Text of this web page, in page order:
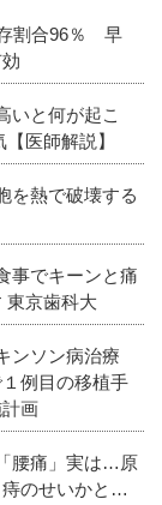
存割合96％ 早
いと何が起こ
医師解説】
を熱で破壊する
事でキーンと痛
東京歯科大
ンソン病治療
例目の移植手
画
腰痛」実は…原
のせいかと…